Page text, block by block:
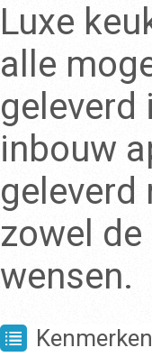
Luxe
alle
geleverd
inbouw
geleverd
zowel
wensen.
Kenmerken